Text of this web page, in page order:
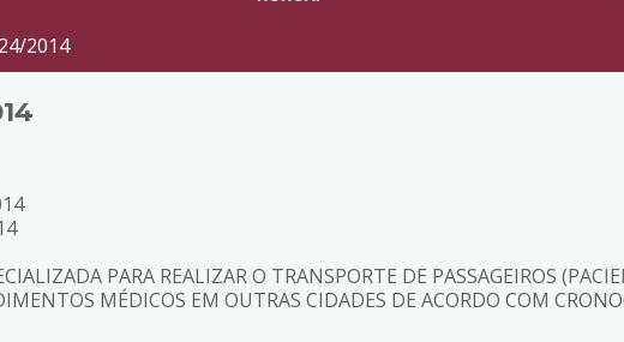
2014
PARA REALIZAR O TRANSPORTE DE PASSAGEIROS
MÉDICOS EM OUTRAS CIDADES DE ACORDO COM